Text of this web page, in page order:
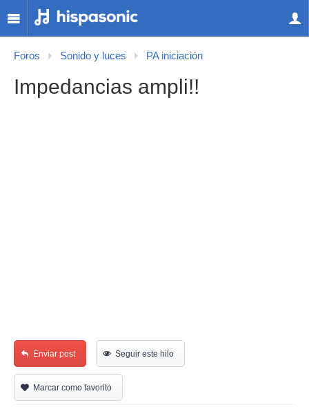
Foros Sonido y luces PA iniciación
Impedancias ampli!!
Enviar post Seguir este hilo
Marcar como favorito